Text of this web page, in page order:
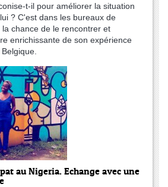
t-il pour améliorer la situation
? C'est dans les bureaux de
la chance de le rencontrer et
enrichissante de son expérience
au Nigeria. Echange avec une